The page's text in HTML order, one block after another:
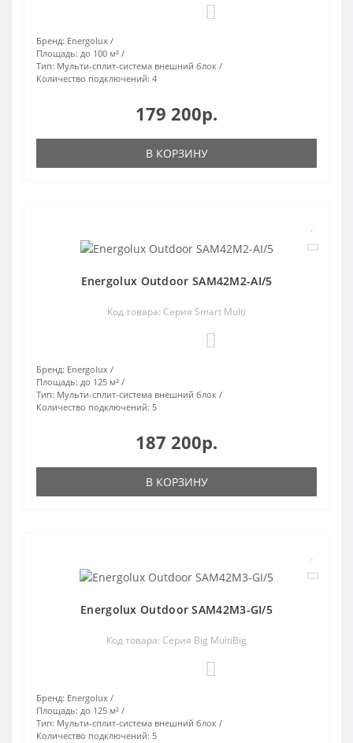
Бренд: Energolux
Площадь: до 100 м²
Тип: Мульти-сплит-система внешний блок
Количество подключений: 4
179 200р.
В КОРЗИНУ
Energolux Outdoor SAM42M2-AI/5
Код товара: Серия Smart Multi
Бренд: Energolux
Площадь: до 125 м²
Тип: Мульти-сплит-система внешний блок
Количество подключений: 5
187 200р.
В КОРЗИНУ
Energolux Outdoor SAM42M3-GI/5
Код товара: Серия Big MultiBig
Бренд: Energolux
Площадь: до 125 м²
Тип: Мульти-сплит-система внешний блок
Количество подключений: 5